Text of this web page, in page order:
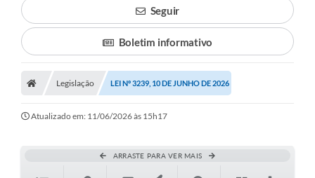
Seguir
Boletim informativo
Legislação LEI Nº 3239, 10 DE JUNHO DE 2026
Atualizado em: 11/06/2026 às 15h17
ARRASTE PARA VER MAIS